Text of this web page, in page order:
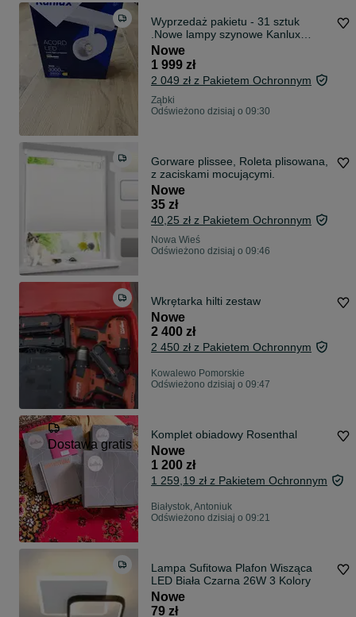
Wyprzedaż pakietu - 31 sztuk
.Nowe lampy szynowe Kanlux
ACORD 30W LED
Nowe
1 999 zł
2 049 zł z Pakietem Ochronnym
Ząbki
Odświeżono dzisiaj o 09:30
Gorware plissee, Roleta plisowana,
z zaciskami mocującymi.
Nowe
35 zł
40,25 zł z Pakietem Ochronnym
Nowa Wieś
Odświeżono dzisiaj o 09:46
Wkrętarka hilti zestaw
Nowe
2 400 zł
2 450 zł z Pakietem Ochronnym
Kowalewo Pomorskie
Odświeżono dzisiaj o 09:47
Dostawa gratis
Komplet obiadowy Rosenthal
Nowe
1 200 zł
1 259,19 zł z Pakietem Ochronnym
Białystok, Antoniuk
Odświeżono dzisiaj o 09:21
Lampa Sufitowa Plafon Wisząca
LED Biała Czarna 26W 3 Kolory
Nowe
79 zł